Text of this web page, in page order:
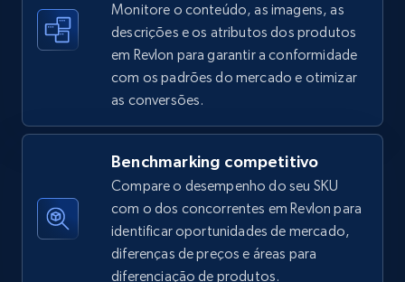
5.4K+ 667+ Comece agora
Amazon sellers info
Seller id, URL, Seller name, Description, Detailed
info, Stars, Feedbacks, Return policy, and more.
2.5K+ 378+ Comece agora
Monitore o conteúdo, as imagens, as
descrições e os atributos dos produtos
em Revlon para garantir a conformidade
com os padrões do mercado e otimizar
as conversões.
Benchmarking competitivo
Compare o desempenho do seu SKU
com o dos concorrentes em Revlon para
identificar oportunidades de mercado,
diferenças de preços e áreas para
diferenciação de produtos.